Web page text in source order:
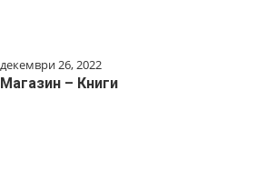
декември 26, 2022
Магазин – Книги